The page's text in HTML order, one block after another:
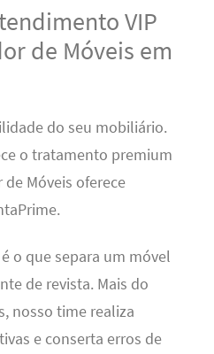
VIP
de Móveis em
do seu mobiliário.
o tratamento premium
Móveis oferece
o que separa um móvel
de revista. Mais do
nosso time realiza
e conserta erros de